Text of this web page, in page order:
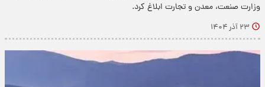
وزارت صنعت، معدن و تجارت ابلاغ کرد.
۲۳ آذر ۱۴۰۴